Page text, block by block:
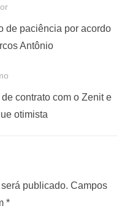
de paciência por acordo
Antônio
contrato com o Zenit e
otimista
publicado. Campos
*